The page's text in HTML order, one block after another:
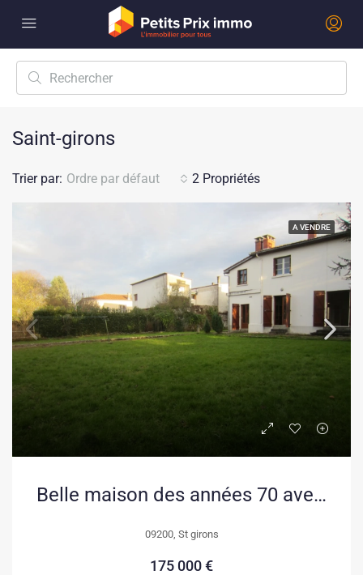
Saint-girons
2 Propriétés
Trier par: Ordre par défaut
A VENDRE
Belle maison des années 70 avec grand jardin à Saint-Girons
09200, St girons
175 000 €